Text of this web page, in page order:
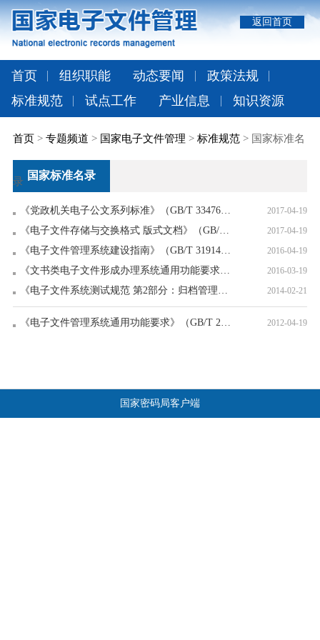
返回首页
首页 组织职能 动态要闻
政策法规
标准规范
试点工作 产业信息 知识资源
首页> 专题频道 > 国家电子文件管理 > 标准规范> 国家标准名
录 国家标准名录
《党政机关电子公文系列标准》（GB/T 33476~33483-2016） 2017-04-19
《电子文件存储与交换格式 版式文档》（GB/T 33190-2016） 2017-04-19
《电子文件管理系统建设指南》（GB/T 31914-2015） 2016-04-19
《文书类电子文件形成办理系统通用功能要求》（GB/T 31913-2015） 2016-03-19
《电子文件系统测试规范 第2部分：归档管理系统功能符合性测试细则》（GB/T 31021.2-2014） 2014-02-21
《电子文件管理系统通用功能要求》（GB/T 29194-2012） 2012-04-19
国家密码局客户端